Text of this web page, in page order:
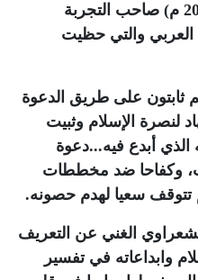
– 20 يونيه 2003 م) صاحب التجربة
العربي والتي حظيت
ثابتون على طريق الدعوة
لنصرة الإسلام وثبيت
أبدع فيه...دعوة
وكفاحا ضد مخططات
تتوقف سعيا لهدم حصونه.
الغني عن التعريف
وابداعاته في تفسير